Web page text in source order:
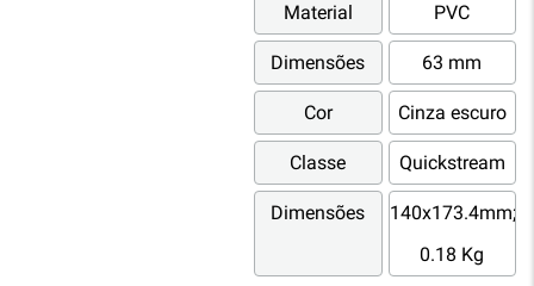
Material PVC
Dimensões 63 mm
Cor Cinza escuro
Classe Quickstream
Dimensões
140x173.4mm;
0.18 Kg